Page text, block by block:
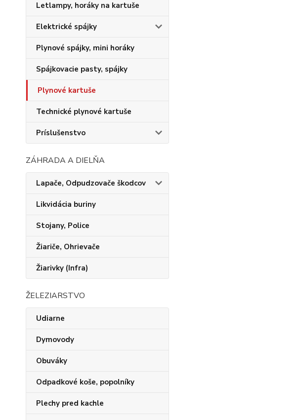
Letlampy, horáky na kartuše
Elektrické spájky
Plynové spájky, mini horáky
Spájkovacie pasty, spájky
Plynové kartuše
Technické plynové kartuše
Príslušenstvo
ZÁHRADA A DIELŇA
Lapače, Odpudzovače škodcov
Likvidácia buriny
Stojany, Police
Žiariče, Ohrievače
Žiarivky (Infra)
ŽELEZIARSTVO
Udiarne
Dymovody
Obuváky
Odpadkové koše, popolníky
Plechy pred kachle